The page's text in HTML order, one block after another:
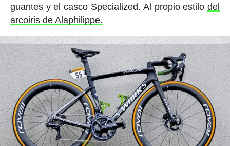
guantes y el casco Specialized. Al propio estilodel
arcoiris de Alaphilippe.